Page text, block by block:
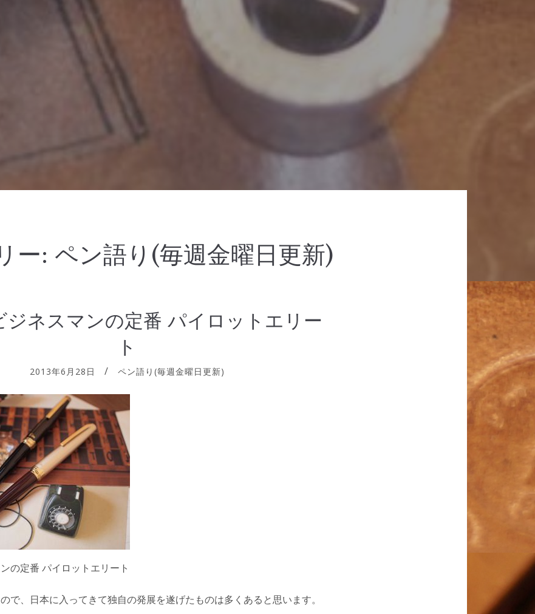
ー: ペン語り(毎週金曜日更新)
ジネスマンの定番 パイロットエリー
ト
2013年6月28日 ペン語り(毎週金曜日更新)
の定番 パイロットエリート
で、日本に入ってきて独自の発展を遂げたものは多くあると思います。